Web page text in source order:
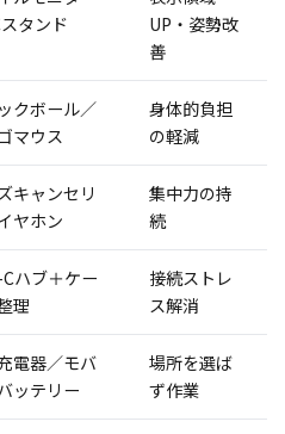
タンド
UP・姿勢改
善
クボール／
マウス
身体的負担
の軽減
キャンセリ
ヤホン
集中力の持
続
ハブ＋ケー
理
接続ストレ
ス解消
電器／モバ
ッテリー
場所を選ば
ず作業